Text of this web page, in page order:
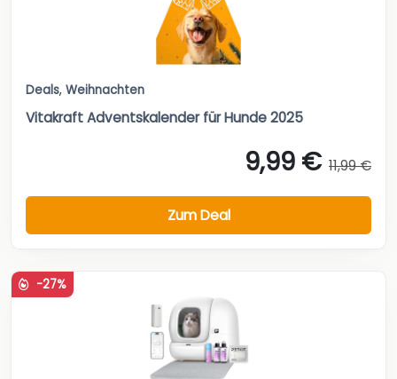
Deals, Weihnachten
Vitakraft Adventskalender für Hunde 2025
9,99 € 11,99 €
Zum Deal
-27%